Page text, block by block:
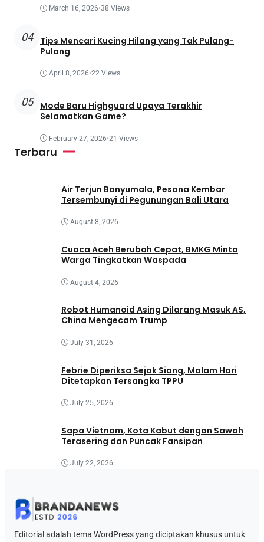
March 16, 2026•38 Views
04
Tips Mencari Kucing Hilang yang Tak Pulang-
Pulang
April 8, 2026•22 Views
05
Mode Baru Highguard Upaya Terakhir
Selamatkan Game?
February 27, 2026•21 Views
Terbaru
Air Terjun Banyumala, Pesona Kembar
Tersembunyi di Pegunungan Bali Utara
August 8, 2026
Cuaca Aceh Berubah Cepat, BMKG Minta
Warga Tingkatkan Waspada
August 4, 2026
Robot Humanoid Asing Dilarang Masuk AS,
China Mengecam Trump
July 31, 2026
Febrie Diperiksa Sejak Siang, Malam Hari
Ditetapkan Tersangka TPPU
July 25, 2026
Sapa Vietnam, Kota Kabut dengan Sawah
Terasering dan Puncak Fansipan
July 22, 2026
Editorial adalah tema WordPress yang diciptakan khusus untuk